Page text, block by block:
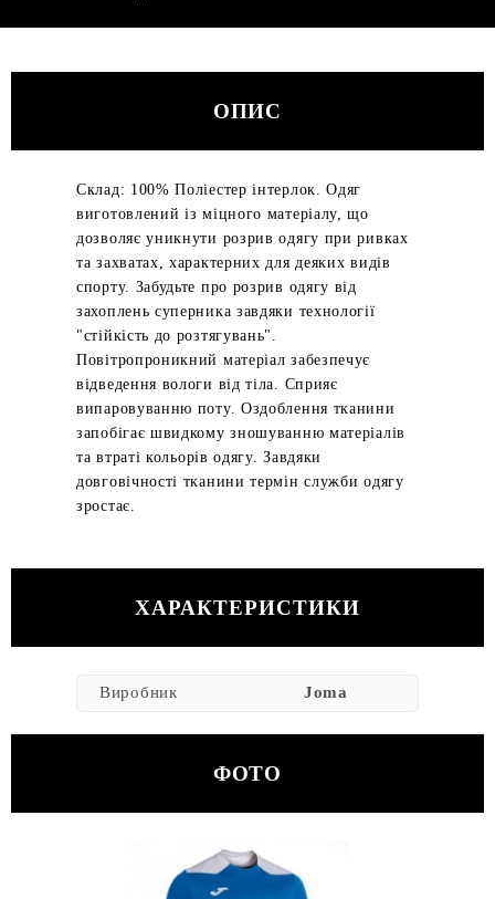
ОПИС
Склад: 100% Поліестер інтерлок. Одяг
виготовлений із міцного матеріалу, що
дозволяє уникнути розрив одягу при ривках
та захватах, характерних для деяких видів
спорту. Забудьте про розрив одягу від
захоплень суперника завдяки технології
"стійкість до розтягувань".
Повітропроникний матеріал забезпечує
відведення вологи від тіла. Сприяє
випаровуванню поту. Оздоблення тканини
запобігає швидкому зношуванню матеріалів
та втраті кольорів одягу. Завдяки
довговічності тканини термін служби одягу
зростає.
ХАРАКТЕРИСТИКИ
Виробник Joma
ФОТО